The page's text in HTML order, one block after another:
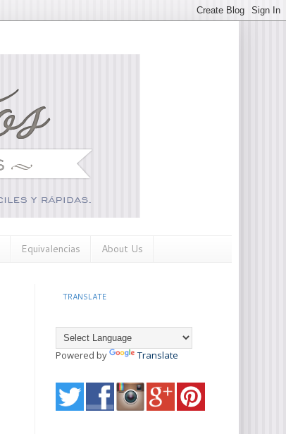
Equivalencias About Us
TRANSLATE
Powered by Translate